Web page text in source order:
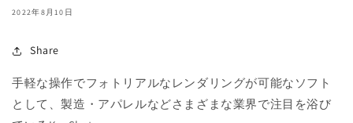
2022年8月10日
Share
手軽な操作でフォトリアルなレンダリングが可能なソフト
として、製造・アパレルなどさまざまな業界で注目を浴び